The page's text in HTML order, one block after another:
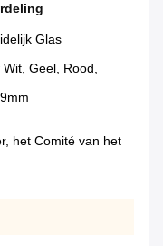
Glas
Geel, Rood,
het Comité van het